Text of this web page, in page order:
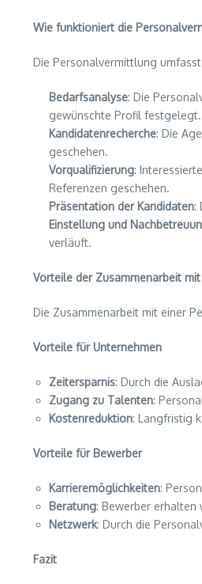
Wie funktioniert die
Die Personalvermittlung
Bedarfsanalyse: Die
gewünschte Profil festgelegt.
Kandidatenrecherche: Die
geschehen.
Vorqualifizierung:
Referenzen geschehen.
Präsentation der Kandidaten:
Einstellung und
verläuft.
Vorteile der Zusammenarbeit
Die Zusammenarbeit mit einer
Vorteile für Unternehmen
Zeitersparnis: Durch die
Zugang zu Talenten:
Kostenreduktion: Langfristig
Vorteile für Bewerber
Karrieremöglichkeiten:
Beratung: Bewerber erhalten
Netzwerk: Durch die
Fazit